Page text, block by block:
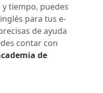
tiempo, puedes
para tus e-
de ayuda
contar con
de